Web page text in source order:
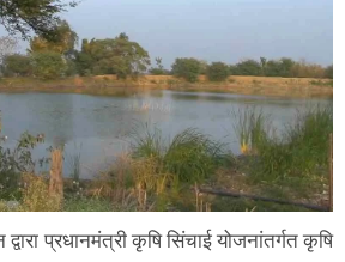
प्रधानमंत्री कृषि सिंचाई योजनांतर्गत कृषि